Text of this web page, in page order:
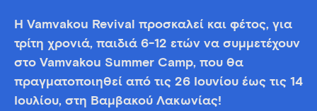
Η Vamvakou Revival προσκαλεί και φέτος, για
τρίτη χρονιά, παιδιά 6-12 ετών να συμμετέχουν
στο Vamvakou Summer Camp, που θα
πραγματοποιηθεί από τις 26 Ιουνίου έως τις 14
Ιουλίου, στη Βαμβακού Λακωνίας!